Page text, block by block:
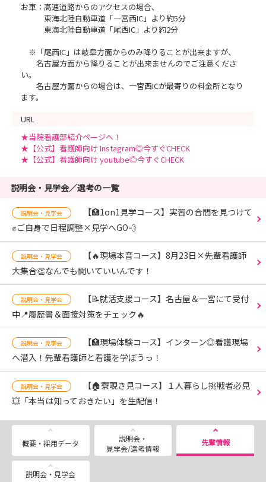
お車：高速道路からのアクセスの場合、
東海北陸自動車道「一宮西IC」より約5分
東海北陸自動車道「尾西IC」より約2分
※「尾西IC」は岐阜方面からのみ降りることが出来ますが、
名古屋方面から降りることが出来ませんのでご注意くださ
い。
名古屋方面からの場合は、一宮西ICが最寄りの料金所となり
ます。
URL
★当院看護部紹介ページへ！
★【公式】看護師向け Instagram◎今すぐCHECK
★【公式】看護師向け youtube◎今すぐCHECK
説明会・見学会／選考の一覧
説明会・見学会
【🏥1on1見学コース】実習の合間を見つけて
✊ご自身で日程調整×見学へGO💨
説明会・見学会
【🔥現場本音コース】8月23日×先輩看護師
大集合👏なんでも聞いていいんです！
説明会・見学会
【📝就活支援コース】名古屋＆一宮にて受付
中📍履歴書＆面接対策をチェック🔥
説明会・見学会
【🏥現場体験コース】インターン◎看護現場
へ潜入！先輩看護師と看護を学ぼうっ！
説明会・見学会
【🏠寮覗き見コース】１人暮らし挑戦者必見
💥「本当は知っておきたい」を生配信！
概要・採用データ
説明会・
見学会/選考情報
先輩情報
説明会・見学会